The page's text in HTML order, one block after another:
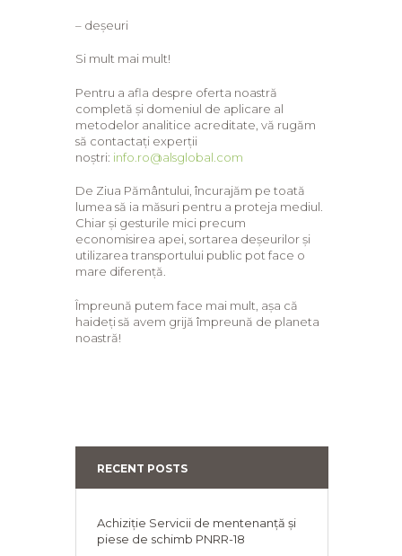
– deșeuri
Si mult mai mult!
Pentru a afla despre oferta noastră
completă și domeniul de aplicare al
metodelor analitice acreditate, vă rugăm
să contactați experții
noștri: info.ro@alsglobal.com
De Ziua Pământului, încurajăm pe toată
lumea să ia măsuri pentru a proteja mediul.
Chiar și gesturile mici precum
economisirea apei, sortarea deșeurilor și
utilizarea transportului public pot face o
mare diferență.
Împreună putem face mai mult, așa că
haideți să avem grijă împreună de planeta
noastră!
RECENT POSTS
Achiziție Servicii de mentenanță și
piese de schimb PNRR-18